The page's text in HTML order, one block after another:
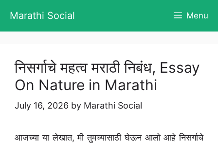
content
Marathi Social Menu
निसर्गाचे महत्व मराठी निबंध, Essay
On Nature in Marathi
July 16, 2026 by Marathi Social
आजच्या या लेखात, मी तुमच्यासाठी घेऊन आलो आहे निसर्गाचे